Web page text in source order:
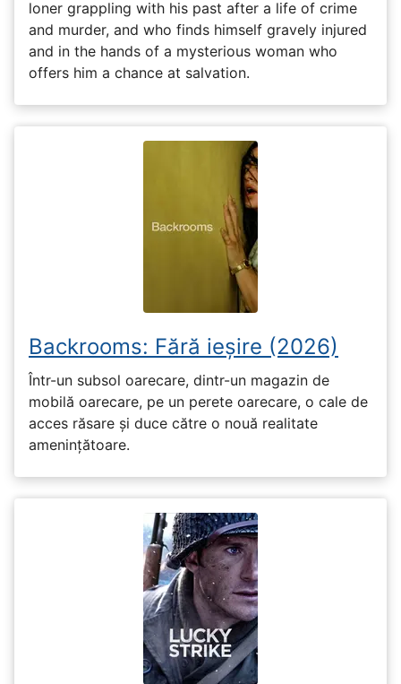
loner grappling with his past after a life of crime
and murder, and who finds himself gravely injured
and in the hands of a mysterious woman who
offers him a chance at salvation.
Backrooms: Fără ieșire (2026)
Într-un subsol oarecare, dintr-un magazin de
mobilă oarecare, pe un perete oarecare, o cale de
acces răsare și duce către o nouă realitate
amenințătoare.